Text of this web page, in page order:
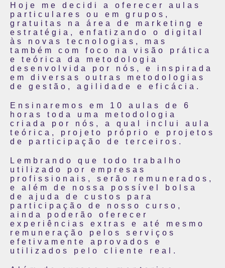
Hoje me decidi a oferecer aulas
particulares ou em grupos,
gratuitas na área de marketing e
estratégia, enfatizando o digital
às novas tecnologias, mas
também com foco na visão prática
e teórica da metodologia
desenvolvida por nós, e inspirada
em diversas outras metodologias
de gestão, agilidade e eficácia.
Ensinaremos em 10 aulas de 6
horas toda uma metodologia
criada por nós, a qual inclui aula
teórica, projeto próprio e projetos
de participação de terceiros.
Lembrando que todo trabalho
utilizado por empresas
profissionais, serão remunerados,
e além de nossa possível bolsa
de ajuda de custos para
participação de nosso curso,
ainda poderão oferecer
experiências extras e até mesmo
remuneração pelos serviços
efetivamente aprovados e
utilizados pelo cliente real.